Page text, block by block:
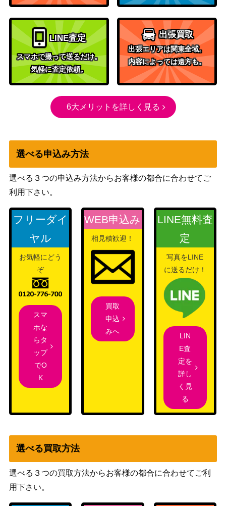
【S10b 091/071】 （Pokemon GO）
グレイシアGX（HR）【S
M5M 073/066】
サン&ムーン
（ウルトラムーン）
4,000
クレセリア（だいすきクラ
ブプロモ）
LEGEND
（プロモカード）
4,000
「ロケット団」）
35/165】
スカーレット＆バイオ
【s2 108/096】
（反逆クラッシュ）
300
（SAR）【SV9a 088/06
3】
レット
（熱風のアリーナ）
1,000
スイクン（プレミアムファ
イル3 ）【neoP3】
neoシリーズ
（プレミアムファイル
3）
ピカチュウVMAX（HR）
【s4 114/100】
ソード＆シールド
（仰天のボルテッカ
ー）
15,000
イダイナキバex（SSR）
【SV4a 330/190】
スカーレット＆バイオ
レット
サーナイト&ニンフィアG
X（HR）【SM9a 067/05
3,200
フトゥー博士のシナリオ
スカーレット＆バイオ
博士の研究[ウィロー博士]
（SR）【S10b 082/071】
（Pokemon GO）
200
テラパゴスex（SAR）【S
V7 130/102】
LINE査定
スマホで撮って送るだけ。
気軽に査定依頼。
出張買取
出張エリアは関東全域。
内容によっては遠方も。
6大メリットを詳しく見る
選べる申込み方法
選べる３つの申込み方法からお客様の都合に合わせてご
利用下さい。
フリーダイ
ヤル
お気軽にどう
ぞ
スマ
ホな
らタ
ップ
でO
K
WEB申込み
相見積歓迎！
買取
申込
みへ
LINE無料査
定
写真をLINE
に送るだけ！
LIN
E査
定を
詳し
く見
る
選べる買取方法
選べる３つの買取方法からお客様の都合に合わせてご利
用下さい。